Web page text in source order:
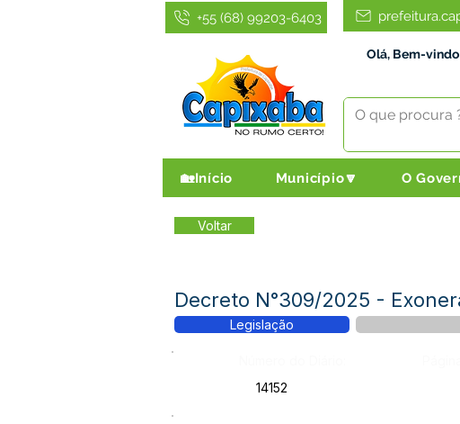
+55 (68) 99203-6403
Olá, Bem-
🏡Início Município🔽 O
Voltar
Decreto N°309/2025 -
Legislação
14152